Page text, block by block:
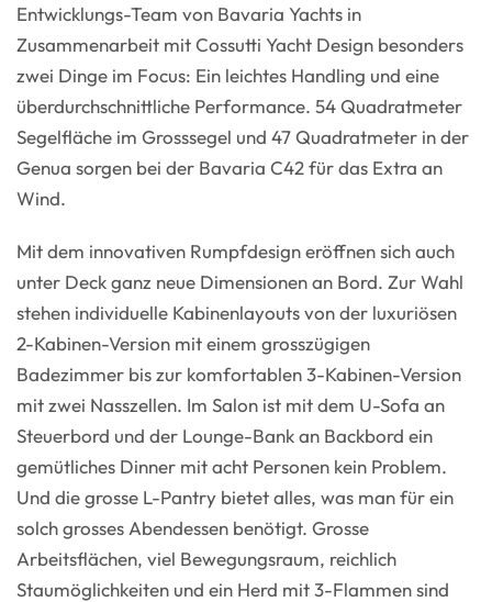
Entwicklungs-Team von Bavaria Yachts in
Zusammenarbeit mit Cossutti Yacht Design besonders
zwei Dinge im Focus: Ein leichtes Handling und eine
überdurchschnittliche Performance. 54 Quadratmeter
Segelfläche im Grosssegel und 47 Quadratmeter in der
Genua sorgen bei der Bavaria C42 für das Extra an
Wind.
Mit dem innovativen Rumpfdesign eröffnen sich auch
unter Deck ganz neue Dimensionen an Bord. Zur Wahl
stehen individuelle Kabinenlayouts von der luxuriösen
2-Kabinen-Version mit einem grosszügigen
Badezimmer bis zur komfortablen 3-Kabinen-Version
mit zwei Nasszellen. Im Salon ist mit dem U-Sofa an
Steuerbord und der Lounge-Bank an Backbord ein
gemütliches Dinner mit acht Personen kein Problem.
Und die grosse L-Pantry bietet alles, was man für ein
solch grosses Abendessen benötigt. Grosse
Arbeitsflächen, viel Bewegungsraum, reichlich
Staumöglichkeiten und ein Herd mit 3-Flammen sind